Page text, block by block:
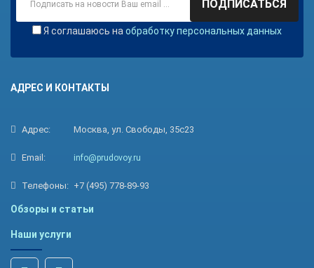
ПОДПИСАТЬСЯ
Я соглашаюсь на обработку персональных данных
АДРЕС И КОНТАКТЫ
Адрес: Москва, ул. Свободы, 35с23
Email: info@prudovoy.ru
Телефоны: +7 (495) 778-89-93
Обзоры и статьи
Наши услуги